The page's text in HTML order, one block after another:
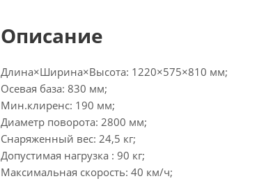
Описание
Длина×Ширина×Высота: 1220×575×810 мм;
Осевая база: 830 мм;
Мин.клиренс: 190 мм;
Диаметр поворота: 2800 мм;
Снаряженный вес: 24,5 кг;
Допустимая нагрузка : 90 кг;
Максимальная скорость: 40 км/ч;